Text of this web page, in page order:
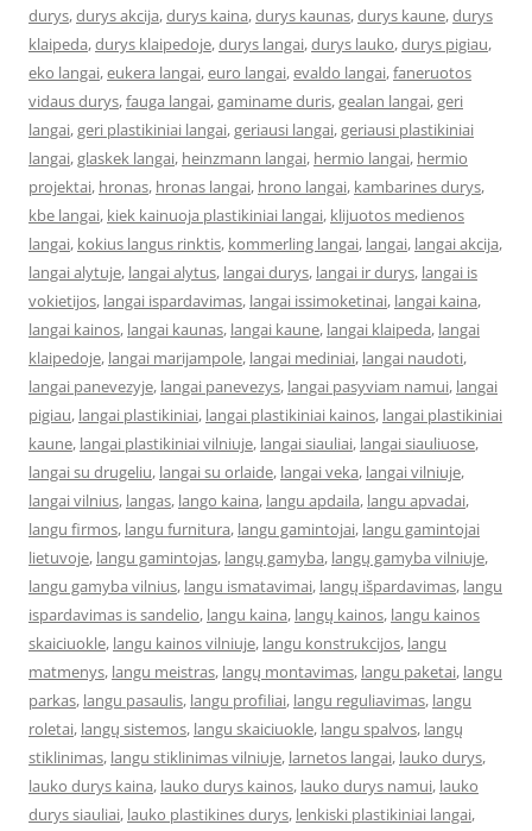
durys,durys akcija,durys kaina,durys kaunas,durys kaune,durys
klaipeda,durys klaipedoje,durys langai,durys lauko,durys pigiau,
eko langai,eukera langai,euro langai,evaldo langai,faneruotos
vidaus durys,fauga langai,gaminame duris,gealan langai,geri
langai,geri plastikiniai langai,geriausi langai,geriausi plastikiniai
langai,glaskek langai, heinzmann langai, hermio langai, hermio
projektai, hronas, hronas langai, hrono langai, kambarines durys,
kbe langai, kiek kainuoja plastikiniai langai, klijuotos medienos
langai, kokius langus rinktis, kommerling langai, langai, langai akcija,
langai alytuje, langai alytus, langai durys, langai ir durys, langai is
vokietijos, langai ispardavimas, langai issimoketinai, langai kaina,
langai kainos, langai kaunas, langai kaune, langai klaipeda, langai
klaipedoje, langai marijampole, langai mediniai, langai naudoti,
langai panevezyje, langai panevezys, langai pasyviam namui, langai
pigiau, langai plastikiniai, langai plastikiniai kainos, langai plastikiniai
kaune, langai plastikiniai vilniuje, langai siauliai, langai siauliuose,
langai su drugeliu, langai su orlaide, langai veka, langai vilniuje,
langai vilnius, langas, lango kaina, langu apdaila, langu apvadai,
langu firmos, langu furnitura, langu gamintojai, langu gamintojai
lietuvoje, langu gamintojas, langų gamyba, langų gamyba vilniuje,
langu gamyba vilnius, langu ismatavimai, langų išpardavimas, langu
ispardavimas is sandelio, langu kaina, langų kainos, langu kainos
skaiciuokle, langu kainos vilniuje, langu konstrukcijos, langu
matmenys, langu meistras, langų montavimas, langu paketai, langu
parkas, langu pasaulis, langu profiliai, langu reguliavimas, langu
roletai, langų sistemos, langu skaiciuokle, langu spalvos, langų
stiklinimas, langu stiklinimas vilniuje, larnetos langai, lauko durys,
lauko durys kaina, lauko durys kainos, lauko durys namui, lauko
durys siauliai, lauko plastikines durys, lenkiski plastikiniai langai,